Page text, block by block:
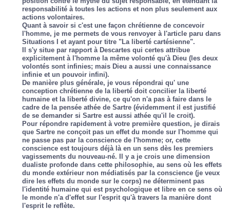
responsabilité à toutes les actions et non plus seulement aux
actions volontaires.
Quant à savoir si c'est une façon chrétienne de concevoir
l'homme, je me permets de vous renvoyer à l'article paru dans
Situations I et ayant pour titre "La liberté cartésienne".
Il s'y situe par rapport à Descartes qui certes attribue
explicitement à l'homme la même volonté qu'à Dieu (les deux
volontés sont infinies; mais Dieu a aussi une connaissance
infinie et un pouvoir infini).
De manière plus générale, je vous répondrai qu' une
conception chrétienne de la liberté doit concilier la liberté
humaine et la liberté divine, ce qu'on n'a pas à faire dans le
cadre de la pensée athée de Sartre (évidemment il est justifié
de se demander si Sartre est aussi athée qu'il le croit).
Pour répondre rapidement à votre première question, je dirais
que Sartre ne conçoit pas un effet du monde sur l'homme qui
ne passe pas par la conscience de l'homme; or, cette
conscience est toujours déjà là en un sens dès les premiers
vagissements du nouveau-né. Il y a je crois une dimension
dualiste profonde dans cette philosophie, au sens où les effets
du monde extérieur non médiatisés par la conscience (je veux
dire les effets du monde sur le corps) ne déterminent pas
l'identité humaine qui est psychologique et libre en ce sens où
le monde n'a d'effet sur l'esprit qu'à travers la manière dont
l'esprit le reflète.